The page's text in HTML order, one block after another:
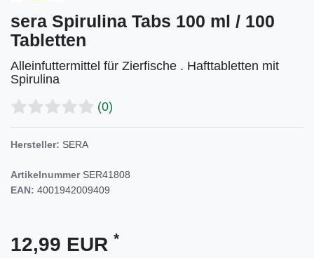
sera Spirulina Tabs 100 ml / 100
Tabletten
Alleinfuttermittel für Zierfische . Hafttabletten mit
Spirulina
(0)
Hersteller: SERA
Artikelnummer SER41808
EAN: 4001942009409
12,99 EUR *